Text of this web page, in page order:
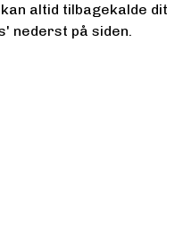
Shower Gel With
So
altid tilbagekalde dit
nederst på siden.